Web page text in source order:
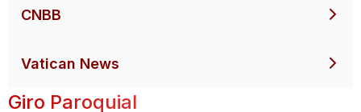
CNBB
Vatican News
Giro Paroquial